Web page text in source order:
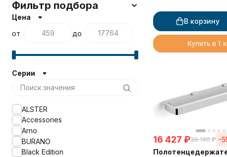
В корзину
Купить в 1
16 427 ₽36 140 ₽ -
Фильтр подбора
Цена
от
до
Серии
ALSTER
Accessories
Arno
BURANO
Black Edition